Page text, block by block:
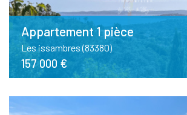
Appartement 1 pièce
Les issambres (83380)
157 000 €